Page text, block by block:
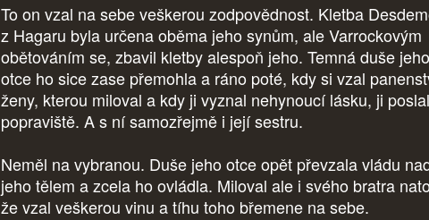
To on vzal na sebe veškerou zodpovědnost. Kletba
z Hagaru byla určena oběma jeho synům, ale Varrockovým
obětováním se, zbavil kletby alespoň jeho. Temná duše jeho
otce ho sice zase přemohla a ráno poté, kdy si vzal
ženy, kterou miloval a kdy ji vyznal nehynoucí lásku, ji
popraviště. A s ní samozřejmě i její sestru.
Neměl na vybranou. Duše jeho otce opět převzala vládu
jeho tělem a zcela ho ovládla. Miloval ale i svého bratra
že vzal veškerou vinu a tíhu toho břemene na sebe.